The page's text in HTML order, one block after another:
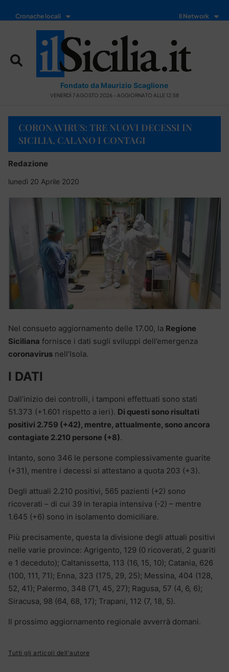
Cronache locali Il Network
Fondato da Maurizio Scaglione
VENERDÌ 7 AGOSTO 2026 - AGGIORNATO ALLE 12:58
CORONAVIRUS: TRE NUOVI DECESSI IN
SICILIA, CALANO I CONTAGI
Redazione
lunedì 20 Aprile 2020
Nel consueto aggiornamento delle 17.00, la Regione
Siciliana fornisce i dati sugli sviluppi dell’emergenza
coronavirus nell’Isola.
I DATI
Dall’inizio dei controlli, i tamponi effettuati sono stati
51.373 (+1.601 rispetto a ieri). Di questi sono risultati
positivi 2.759 (+42), mentre, attualmente, sono ancora
contagiate 2.210 persone (+8).
Intanto, sono 346 le persone complessivamente guarite
(+31), mentre i decessi si attestano a quota 203 (+3).
Degli attuali 2.210 positivi, 565 pazienti (+2) sono
ricoverati – di cui 39 in terapia intensiva (-2) – mentre
1.645 (+6) sono in isolamento domiciliare.
Più precisamente, questa la divisione degli attuali positivi
nelle varie province: Agrigento, 129 (0 ricoverati, 2 guariti
e 1 deceduto); Caltanissetta, 113 (16, 15, 10); Catania, 626
(100, 111, 71); Enna, 323 (175, 29, 25); Messina, 404 (128,
52, 41); Palermo, 348 (71, 45, 27); Ragusa, 57 (4, 6, 6);
Siracusa, 98 (64, 68, 17); Trapani, 112 (7, 18, 5).
Il prossimo aggiornamento regionale avverrà domani.
Tutti gli articoli dell'autore